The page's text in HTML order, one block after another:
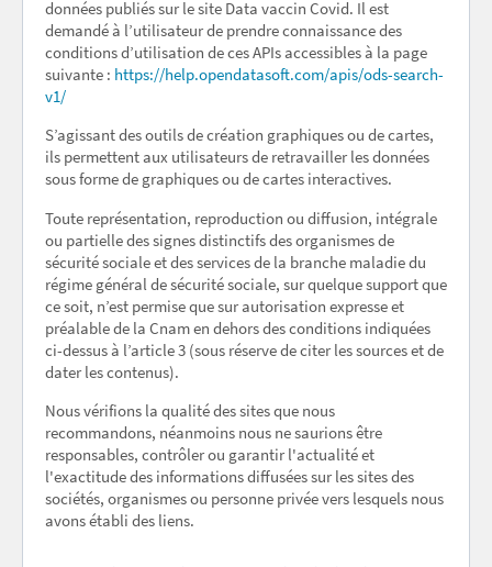
données publiés sur le site Data vaccin Covid. Il est
demandé à l’utilisateur de prendre connaissance des
conditions d’utilisation de ces APIs accessibles à la page
suivante : https://help.opendatasoft.com/apis/ods-search-
v1/
S’agissant des outils de création graphiques ou de cartes,
ils permettent aux utilisateurs de retravailler les données
sous forme de graphiques ou de cartes interactives.
Toute représentation, reproduction ou diffusion, intégrale
ou partielle des signes distinctifs des organismes de
sécurité sociale et des services de la branche maladie du
régime général de sécurité sociale, sur quelque support que
ce soit, n’est permise que sur autorisation expresse et
préalable de la Cnam en dehors des conditions indiquées
ci-dessus à l’article 3 (sous réserve de citer les sources et de
dater les contenus).
Nous vérifions la qualité des sites que nous
recommandons, néanmoins nous ne saurions être
responsables, contrôler ou garantir l'actualité et
l'exactitude des informations diffusées sur les sites des
sociétés, organismes ou personne privée vers lesquels nous
avons établi des liens.